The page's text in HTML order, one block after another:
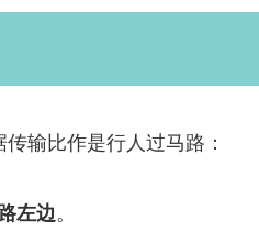
输比作是行人过马路：
左边。